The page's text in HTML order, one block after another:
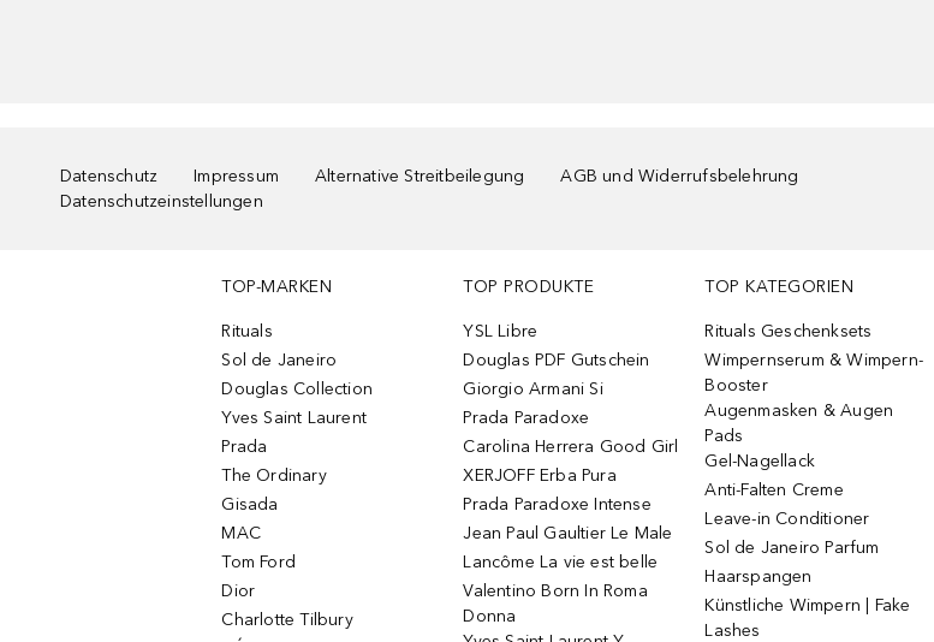
Datenschutz Impressum Alternative Streitbeilegung
AGB und Widerrufsbelehrung
Datenschutzeinstellungen
TOP-MARKEN
Rituals
Sol de Janeiro
Douglas Collection
Yves Saint Laurent
Prada
The Ordinary
Gisada
MAC
Tom Ford
Dior
Charlotte Tilbury
TOP PRODUKTE
YSL Libre
Douglas PDF Gutschein
Giorgio Armani Si
Prada Paradoxe
Carolina Herrera Good Girl
XERJOFF Erba Pura
Prada Paradoxe Intense
Jean Paul Gaultier Le Male
Lancôme La vie est belle
Valentino Born In Roma
Donna
TOP KATEGORIEN
Rituals Geschenksets
Wimpernserum & Wimpern-
Booster
Augenmasken & Augen
Pads
Gel-Nagellack
Anti-Falten Creme
Leave-in Conditioner
Sol de Janeiro Parfum
Haarspangen
Künstliche Wimpern | Fake
Lashes